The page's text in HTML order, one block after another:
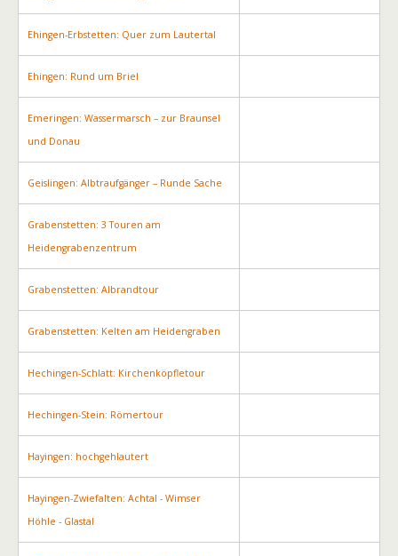
Ehingen-Erbstetten: Quer zum Lautertal
Ehingen: Rund um Briel
Emeringen: Wassermarsch – zur Braunsel
und Donau
Geislingen: Albtraufgänger – Runde Sache
Grabenstetten: 3 Touren am
Heidengrabenzentrum
Grabenstetten: Albrandtour
Grabenstetten: Kelten am Heidengraben
Hechingen-Schlatt: Kirchenköpfletour
Hechingen-Stein: Römertour
Hayingen: hochgehlautert
Hayingen-Zwiefalten: Achtal - Wimser
Höhle - Glastal